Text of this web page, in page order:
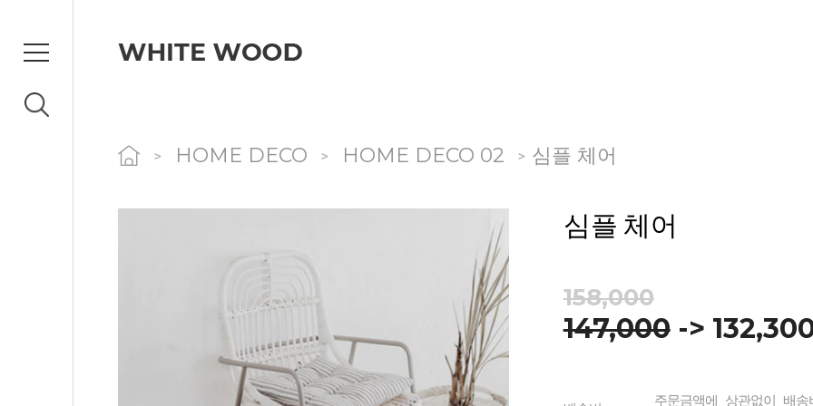
> HOME DECO > HOME DECO 02 > 심플 체어
심플 체어
158,000
147,000->
주문금액에 상관없이 배송